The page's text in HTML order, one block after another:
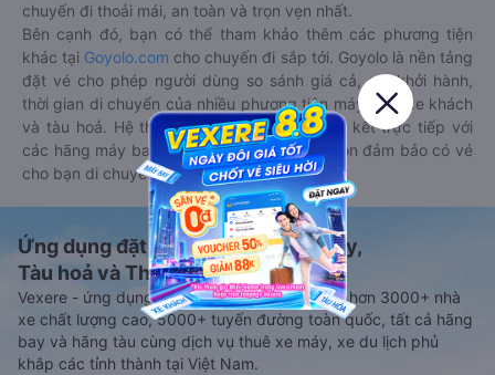
chuyến đi thoải mái, an toàn và trọn vẹn nhất.
Bên cạnh đó, bạn có thể tham khảo thêm các phương tiện
khác tại Goyolo.com cho chuyến đi sắp tới. Goyolo là nền tảng
đặt vé cho phép người dùng so sánh giá cả, giờ khởi hành,
thời gian di chuyển của nhiều phương tiện máy bay, xe khách
và tàu hoả. Hệ thống của Goyolo được liên kết trực tiếp với
các hãng máy bay, xe khách và tàu hoả, luôn đảm bảo có vé
cho bạn di chuyển.
Ứng dụng đặt vé Xe khách, Máy bay,
Tàu hoả và Thuê xe
Vexere - ứng dụng đặt vé đa phương tiện với hơn 3000+ nhà
xe chất lượng cao, 5000+ tuyến đường toàn quốc, tất cả hãng
bay và hãng tàu cùng dịch vụ thuê xe máy, xe du lịch phủ
khắp các tỉnh thành tại Việt Nam.